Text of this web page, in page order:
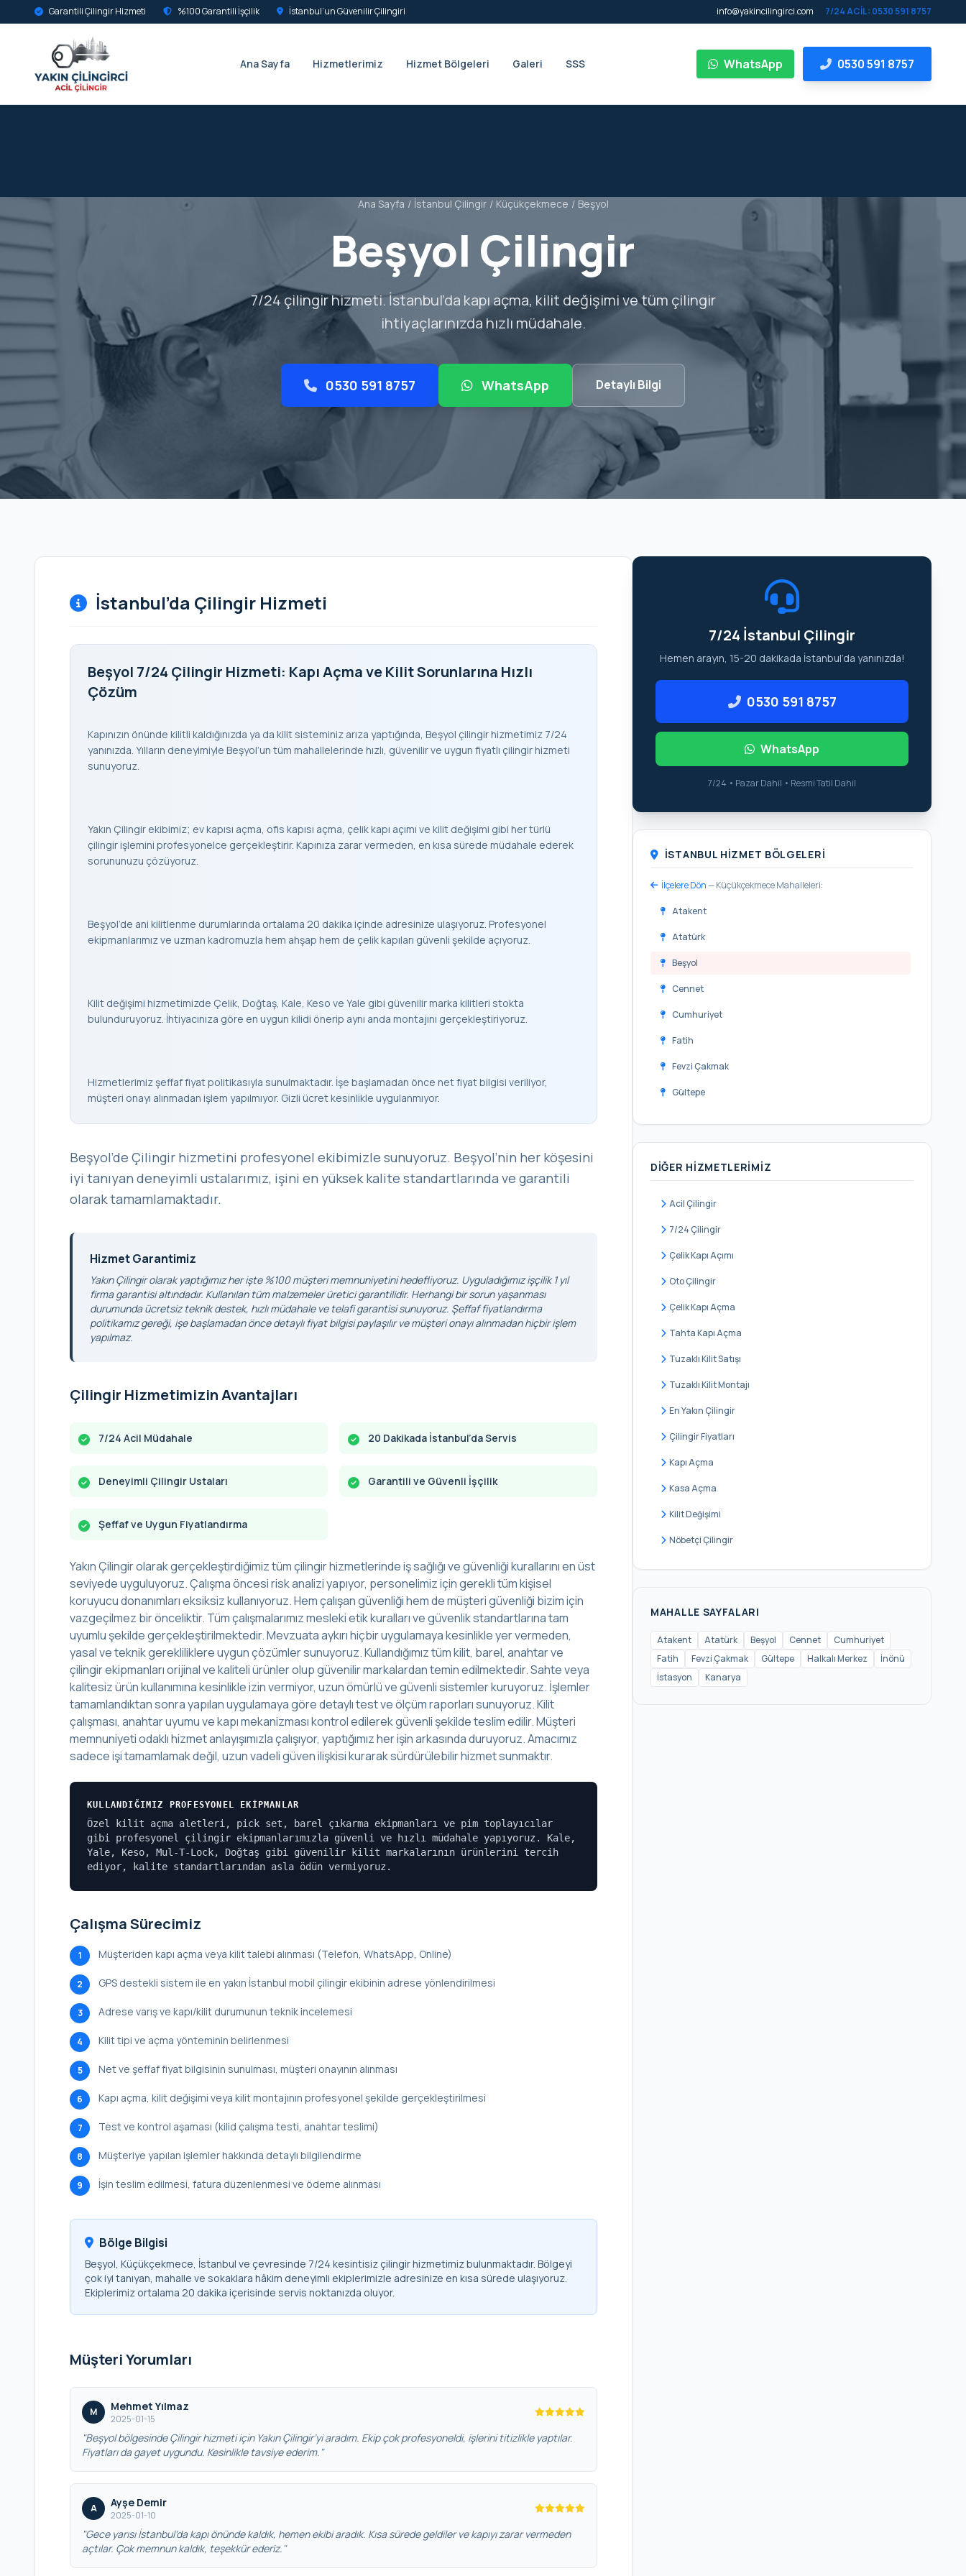
Garantili Çilingir Hizmeti %100 Garantili İşçilik İstanbul’un Güvenilir Çilingiri info@yakincilingirci.com 7/24 ACİL: 0530 591 8757
Ana Sayfa Hizmetlerimiz Hizmet Bölgeleri Galeri SSS WhatsApp 0530 591 8757
Ana Sayfa / İstanbul Çilingir / Küçükçekmece / Beşyol
Beşyol Çilingir
7/24 çilingir hizmeti. İstanbul’da kapı açma, kilit değişimi ve tüm çilingir
ihtiyaçlarınızda hızlı müdahale.
0530 591 8757 WhatsApp Detaylı Bilgi
İstanbul’da Çilingir Hizmeti
Beşyol 7/24 Çilingir Hizmeti: Kapı Açma ve Kilit Sorunlarına Hızlı
Çözüm
Kapınızın önünde kilitli kaldığınızda ya da kilit sisteminiz arıza yaptığında, Beşyol çilingir hizmetimiz 7/24
yanınızda. Yılların deneyimiyle Beşyol’un tüm mahallelerinde hızlı, güvenilir ve uygun fiyatlı çilingir hizmeti
sunuyoruz.
Yakın Çilingir ekibimiz; ev kapısı açma, ofis kapısı açma, çelik kapı açımı ve kilit değişimi gibi her türlü
çilingir işlemini profesyonelce gerçekleştirir. Kapınıza zarar vermeden, en kısa sürede müdahale ederek
sorununuzu çözüyoruz.
Beşyol’de ani kilitlenme durumlarında ortalama 20 dakika içinde adresinize ulaşıyoruz. Profesyonel
ekipmanlarımız ve uzman kadromuzla hem ahşap hem de çelik kapıları güvenli şekilde açıyoruz.
Kilit değişimi hizmetimizde Çelik, Doğtaş, Kale, Keso ve Yale gibi güvenilir marka kilitleri stokta
bulunduruyoruz. İhtiyacınıza göre en uygun kilidi önerip aynı anda montajını gerçekleştiriyoruz.
Hizmetlerimiz şeffaf fiyat politikasıyla sunulmaktadır. İşe başlamadan önce net fiyat bilgisi veriliyor,
müşteri onayı alınmadan işlem yapılmıyor. Gizli ücret kesinlikle uygulanmıyor.
Beşyol’de Çilingir hizmetini profesyonel ekibimizle sunuyoruz. Beşyol’nin her köşesini
iyi tanıyan deneyimli ustalarımız, işini en yüksek kalite standartlarında ve garantili
olarak tamamlamaktadır.
Hizmet Garantimiz
Yakın Çilingir olarak yaptığımız her işte %100 müşteri memnuniyetini hedefliyoruz. Uyguladığımız işçilik 1 yıl
firma garantisi altındadır. Kullanılan tüm malzemeler üretici garantilidir. Herhangi bir sorun yaşanması
durumunda ücretsiz teknik destek, hızlı müdahale ve telafi garantisi sunuyoruz. Şeffaf fiyatlandırma
politikamız gereği, işe başlamadan önce detaylı fiyat bilgisi paylaşılır ve müşteri onayı alınmadan hiçbir işlem
yapılmaz.
Çilingir Hizmetimizin Avantajları
7/24 Acil Müdahale 20 Dakikada İstanbul’da Servis
Deneyimli Çilingir Ustaları Garantili ve Güvenli İşçilik
Şeffaf ve Uygun Fiyatlandırma
Yakın Çilingir olarak gerçekleştirdiğimiz tüm çilingir hizmetlerinde iş sağlığı ve güvenliği kurallarını en üst
seviyede uyguluyoruz. Çalışma öncesi risk analizi yapıyor, personelimiz için gerekli tüm kişisel
koruyucu donanımları eksiksiz kullanıyoruz. Hem çalışan güvenliği hem de müşteri güvenliği bizim için
vazgeçilmez bir önceliktir. Tüm çalışmalarımız mesleki etik kuralları ve güvenlik standartlarına tam
uyumlu şekilde gerçekleştirilmektedir. Mevzuata aykırı hiçbir uygulamaya kesinlikle yer vermeden,
yasal ve teknik gerekliliklere uygun çözümler sunuyoruz. Kullandığımız tüm kilit, barel, anahtar ve
çilingir ekipmanları orijinal ve kaliteli ürünler olup güvenilir markalardan temin edilmektedir. Sahte veya
kalitesiz ürün kullanımına kesinlikle izin vermiyor, uzun ömürlü ve güvenli sistemler kuruyoruz. İşlemler
tamamlandıktan sonra yapılan uygulamaya göre detaylı test ve ölçüm raporları sunuyoruz. Kilit
çalışması, anahtar uyumu ve kapı mekanizması kontrol edilerek güvenli şekilde teslim edilir. Müşteri
memnuniyeti odaklı hizmet anlayışımızla çalışıyor, yaptığımız her işin arkasında duruyoruz. Amacımız
sadece işi tamamlamak değil, uzun vadeli güven ilişkisi kurarak sürdürülebilir hizmet sunmaktır.
KULLANDIĞIMIZ PROFESYONEL EKIPMANLAR
Özel kilit açma aletleri, pick set, barel çıkarma ekipmanları ve pim toplayıcılar
gibi profesyonel çilingir ekipmanlarımızla güvenli ve hızlı müdahale yapıyoruz. Kale,
Yale, Keso, Mul-T-Lock, Doğtaş gibi güvenilir kilit markalarının ürünlerini tercih
ediyor, kalite standartlarından asla ödün vermiyoruz.
Çalışma Sürecimiz
1 Müşteriden kapı açma veya kilit talebi alınması (Telefon, WhatsApp, Online)
2 GPS destekli sistem ile en yakın İstanbul mobil çilingir ekibinin adrese yönlendirilmesi
3 Adrese varış ve kapı/kilit durumunun teknik incelemesi
4 Kilit tipi ve açma yönteminin belirlenmesi
5 Net ve şeffaf fiyat bilgisinin sunulması, müşteri onayının alınması
6 Kapı açma, kilit değişimi veya kilit montajının profesyonel şekilde gerçekleştirilmesi
7 Test ve kontrol aşaması (kilid çalışma testi, anahtar teslimi)
8 Müşteriye yapılan işlemler hakkında detaylı bilgilendirme
9 İşin teslim edilmesi, fatura düzenlenmesi ve ödeme alınması
Bölge Bilgisi
Beşyol, Küçükçekmece, İstanbul ve çevresinde 7/24 kesintisiz çilingir hizmetimiz bulunmaktadır. Bölgeyi
çok iyi tanıyan, mahalle ve sokaklara hâkim deneyimli ekiplerimizle adresinize en kısa sürede ulaşıyoruz.
Ekiplerimiz ortalama 20 dakika içerisinde servis noktanızda oluyor.
Müşteri Yorumları
M Mehmet Yılmaz
2025-01-15
"Beşyol bölgesinde Çilingir hizmeti için Yakın Çilingir’yi aradım. Ekip çok profesyoneldi, işlerini titizlikle yaptılar.
Fiyatları da gayet uygundu. Kesinlikle tavsiye ederim."
A Ayşe Demir
2025-01-10
"Gece yarısı İstanbul’da kapı önünde kaldık, hemen ekibi aradık. Kısa sürede geldiler ve kapıyı zarar vermeden
açtılar. Çok memnun kaldık, teşekkür ederiz."
7/24 İstanbul Çilingir
Hemen arayın, 15-20 dakikada İstanbul’da yanınızda!
0530 591 8757
WhatsApp
7/24 • Pazar Dahil • Resmi Tatil Dahil
İSTANBUL HIZMET BÖLGELERI
İlçelere Dön— Küçükçekmece Mahalleleri:
Atakent
Atatürk
Beşyol
Cennet
Cumhuriyet
Fatih
Fevzi Çakmak
Gültepe
İnönü
İstasyon
DIĞER HIZMETLERIMIZ
Acil Çilingir
7/24 Çilingir
Çelik Kapı Açımı
Oto Çilingir
Çelik Kapı Açma
Tahta Kapı Açma
Tuzaklı Kilit Satışı
Tuzaklı Kilit Montajı
En Yakın Çilingir
Çilingir Fiyatları
Kapı Açma
Kasa Açma
Kilit Değişimi
Nöbetçi Çilingir
MAHALLE SAYFALARI
Atakent Atatürk Beşyol Cennet
Cumhuriyet
Fatih
Fevzi Çakmak Gültepe Halkalı Merkez
İnönü
İstasyon
Kanarya